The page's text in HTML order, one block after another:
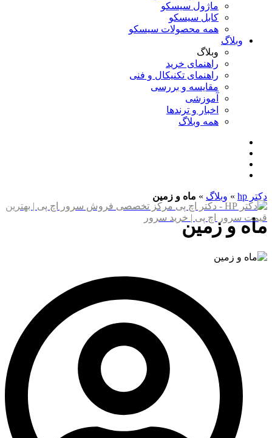
ماژول سیسکو
کابل سیسکو
همه محصولات سیسکو
وبلاگ
وبلاگ
راهنمای خرید
راهنمای تکنیکال و فنی
مقایسه و بررسی
آموزشی
اخبار و ترندها
همه وبلاگ
دکتر hp » وبلاگ » ماه و زمین
ماه و زمین